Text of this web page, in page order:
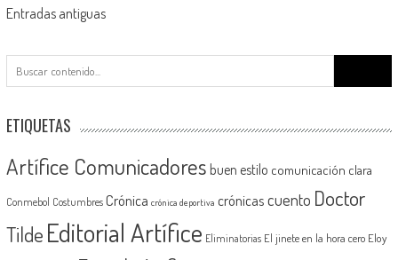
Navegación
de
entradas
Entradas antiguas
ETIQUETAS
Artífice Comunicadores buen estilo comunicación clara
Conmebol Costumbres Crónica crónica deportiva crónicascuento Doctor
Tilde Editorial Artífice Eliminatorias El jinete en la hora cero Eloy